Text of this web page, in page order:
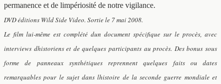
permanence et de limpériosité de notre vigilance.
DVD éditions Wild Side Video. Sortie le 7 mai 2008.
Le film lui-même est complété dun document spécifique sur le procès, avec
interviews dhistoriens et de quelques participants au procès. Des bonus sous
forme de panneaux synthétiques reprennent quelques faits ou dates
remarquables pour le sujet dans lhistoire de la seconde guerre mondiale et